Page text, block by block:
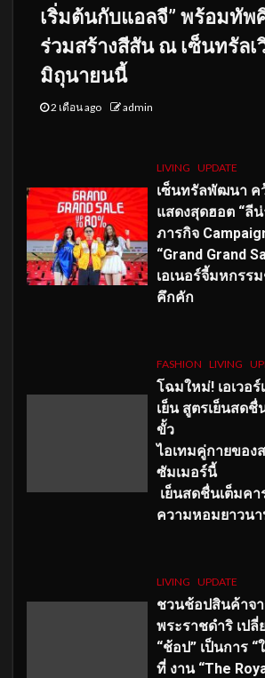
เริ่มต้นกับแอลจี” พร้อมทัพ
ร่วมสร้างสีสัน ณ เซ็นทรัลเ
มิถุนายนนี้
2 เดือน ago admin
LIVING UPDATE
เซ็นทรัลพัฒนา ค
แสดงสุดฮอต “ลี
ภารกิจ
“Grand Grand
เอเนอร์จี้มหกรร
คึกคัก
FASHION LIVING
โฉมใหม่! เอเวอ
เย็น สูตรเย็นสด
ขั้ว
ไอเทมคู่กายของ
ซัมเมอร์นี้
เย็นสดชื่นเต็มคา
ความหอมยาวน
LIVING UPDATE
ชวนช้อปสินค้าจ
พระราชดำริ เป
“ช้อป” เป็นการ
ที่ งาน “The